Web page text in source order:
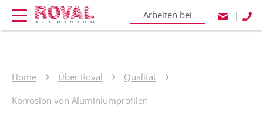
Arbeiten bei |
Home Über Roval Qualität
Korrosion von Aluminiumprofilen